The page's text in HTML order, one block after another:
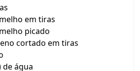
em tiras
picado
cortado em tiras
de água